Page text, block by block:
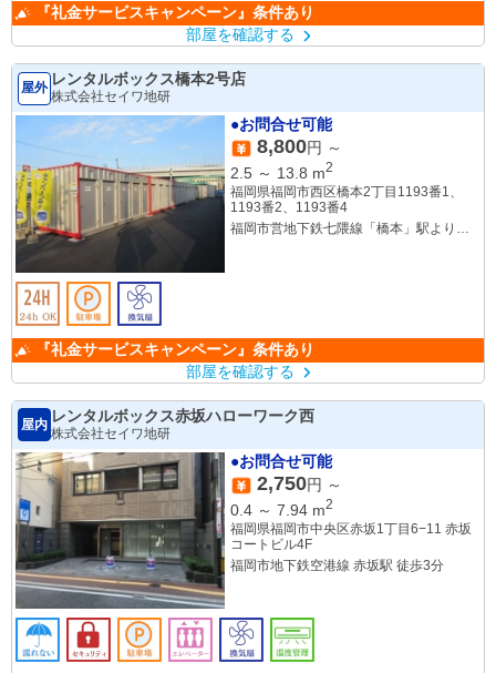
『礼金サービスキャンペーン』条件あり
部屋を確認する
屋外 レンタルボックス橋本2号店
株式会社セイワ地研
●お問合せ可能
8,800円 ～
2.5 ～ 13.8 m2
福岡県福岡市西区橋本2丁目1193番1、
1193番2、1193番4
福岡市営地下鉄七隈線「橋本」駅より徒
『礼金サービスキャンペーン』条件あり
部屋を確認する
屋内
レンタルボックス赤坂ハローワーク西
株式会社セイワ地研
●お問合せ可能
2,750円 ～
0.4 ～ 7.94 m2
福岡県福岡市中央区赤坂1丁目6−11 赤坂
コートビル4F
福岡市地下鉄空港線 赤坂駅 徒歩3分